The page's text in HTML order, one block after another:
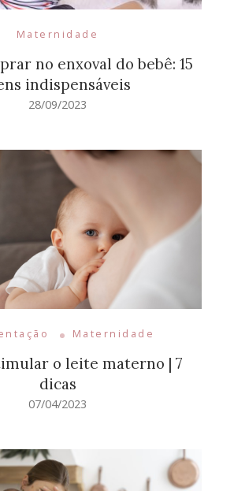
Maternidade
no enxoval do bebê: 15
indispensáveis
28/09/2023
Maternidade
o leite materno | 7
dicas
07/04/2023